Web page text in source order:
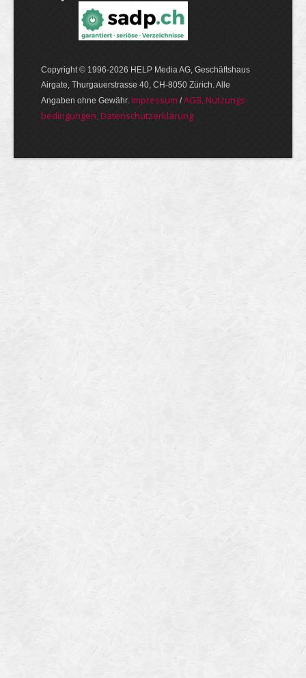
Copyright © 1996-2026 HELP Media AG, Geschäftshaus
Airgate, Thurgauer­strasse 40, CH-8050 Zürich. Alle
Angaben ohne Gewähr. Im­pres­sum /AGB, Nut­zungs­
bedin­gungen, Daten­schutz­er­klärung